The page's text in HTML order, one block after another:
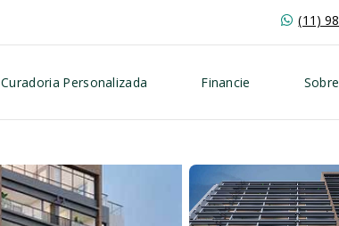
(11)
Curadoria Personalizada Financie Sobre